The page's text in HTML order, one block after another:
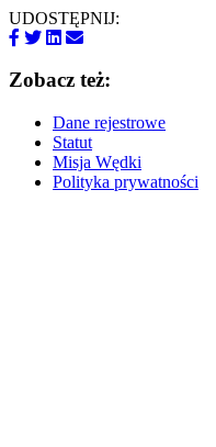
UDOSTĘPNIJ:
Zobacz też:
Dane rejestrowe
Statut
Misja Wędki
Polityka prywatności